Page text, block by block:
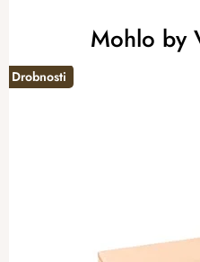
Mohlo by
-20%
Drobnosti